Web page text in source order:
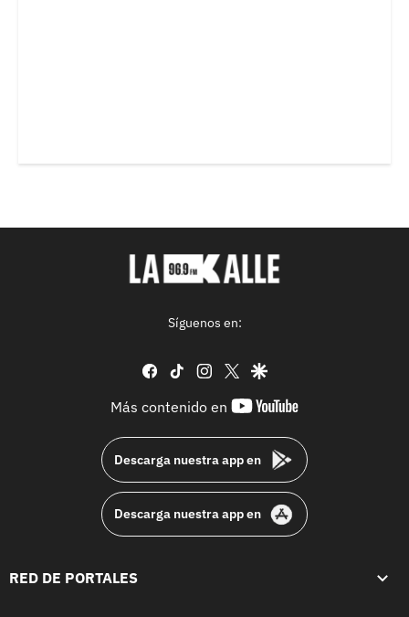
Síguenos en:
facebook
tiktok instagram
twittergoogle
Más contenido en
youtube-
Descarga nuestra app en
Descarga nuestra app en
RED DE PORTALES